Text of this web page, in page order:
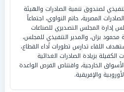
لصندوق تنمية الصادرات والهيئة
المصرية، حاتم النواوي، اجتماعاً
إدارة المجلس التصديري للصناعات
محمود بزان، والمدير التنفيذي للمجلس،
اللقاء تدارس تطورات أداء القطاع،
الكفيلة بزيادة الصادرات الغذائية
الخارجية، واقتناص الفرص الواعدة
والإفريقية.